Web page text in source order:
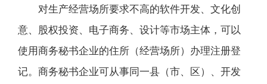
对生产经营场所要求不高的软件开发、文化创
意、股权投资、电子商务、设计等市场主体，可以
使用商务秘书企业的住所（经营场所）办理注册登
记。商务秘书企业可从事同一县（市、区）、开发